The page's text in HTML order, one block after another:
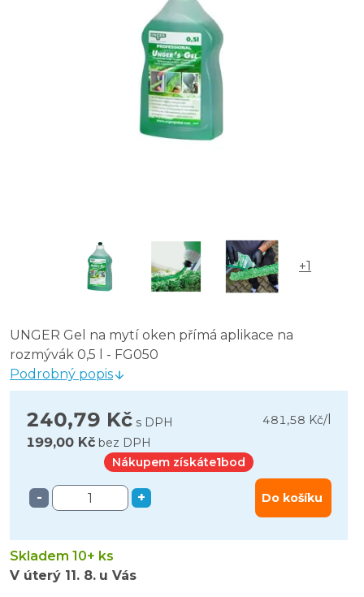
+1
UNGER Gel na mytí oken přímá aplikace na
rozmývák 0,5 l - FG050
Podrobný popis
240,79 Kč s DPH 481,58 Kč/
199,00 Kč bez DPH
Nákupem získáte1bod
- + Do košíku
Skladem 10+ ks
V úterý 11. 8. u Vás